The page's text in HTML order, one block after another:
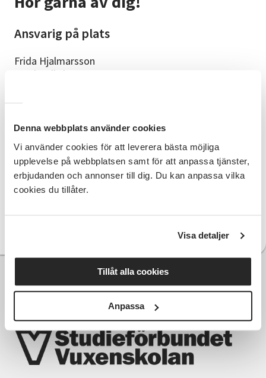
Denna webbplats använder cookies
Vi använder cookies för att leverera bästa möjliga
upplevelse på webbplatsen samt för att anpassa tjänster,
erbjudanden och annonser till dig. Du kan anpassa vilka
cookies du tillåter.
Visa detaljer
Tillåt alla cookies
Anpassa
Ansvarig på plats
Frida Hjalmarsson
Sundsvalls kommun
E-post: frida.hjalmarsson@sundsvall.se
Vill du starta en cirkel?
Kontakta
Elin Ahlberg
Studieförbundet Vuxenskolan